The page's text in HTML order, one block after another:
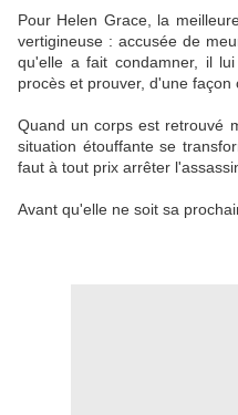
Pour Helen Grace, la
vertigineuse : accusée de
qu'elle a fait condamner, il
procès et prouver, d'une façon
Quand un corps est retrouvé
situation étouffante se
faut à tout prix arrêter
Avant qu'elle ne soit sa